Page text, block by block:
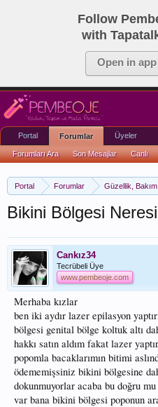
Follow
with
Open in app
Portal Forumlar Güzellik,
Bikini Bölgesi
Cankız34
Tecrübeli Üye
www.pembeoje.com
Merhaba kızlar
ben iki aydır lazer epilasyon
bölgesi genital bölge koltuk altı
hakkı satın aldım fakat lazer
popomla bacaklarımın bitimi
ödememişsiniz bikini bölgesine
dokunmuyorlar acaba bu doğru
var bana bikini bölgesi poponun
Portal Forumlar
Forumları Ara Son Mesajlar Canlı
Üyeler